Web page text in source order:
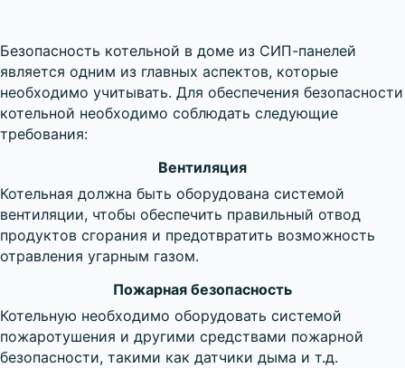
Безопасность котельной в доме из СИП-панелей
является одним из главных аспектов, которые
необходимо учитывать. Для обеспечения безопасности
котельной необходимо соблюдать следующие
требования:
Вентиляция
Котельная должна быть оборудована системой
вентиляции, чтобы обеспечить правильный отвод
продуктов сгорания и предотвратить возможность
отравления угарным газом.
Пожарная безопасность
Котельную необходимо оборудовать системой
пожаротушения и другими средствами пожарной
безопасности, такими как датчики дыма и т.д.